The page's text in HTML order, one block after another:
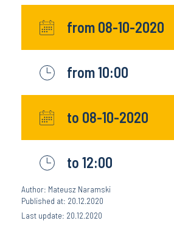
from 08-10-2020
from 10:00
to 08-10-2020
to 12:00
Author: Mateusz Naramski
Published at: 20.12.2020
Last update: 20.12.2020